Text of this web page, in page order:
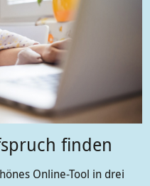
finden
Online-Tool in drei